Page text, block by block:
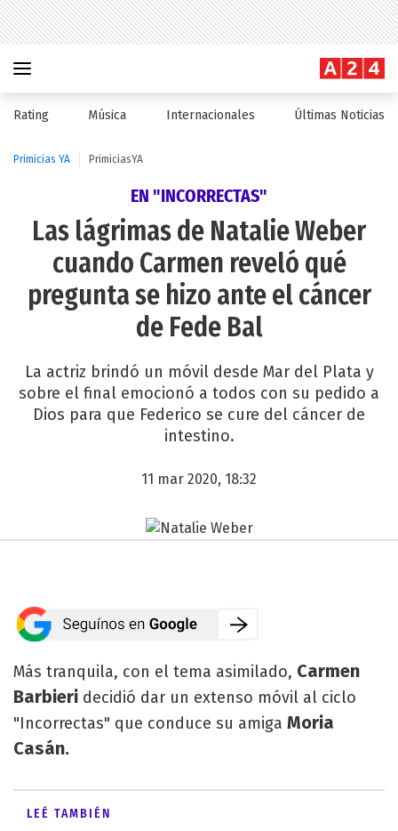
Rating Música Internacionales Últimas Noticias
Primicias YA PrimiciasYA
EN "INCORRECTAS"
Las lágrimas de Natalie Weber
cuando Carmen reveló qué
pregunta se hizo ante el cáncer
de Fede Bal
La actriz brindó un móvil desde Mar del Plata y
sobre el final emocionó a todos con su pedido a
Dios para que Federico se cure del cáncer de
intestino.
11 mar 2020, 18:32
Más tranquila, con el tema asimilado, Carmen
Barbieri decidió dar un extenso móvil al ciclo
"Incorrectas" que conduce su amiga Moria
Casán.
LEÉ TAMBIÉN